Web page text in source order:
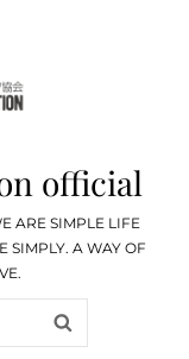
official
ARE SIMPLE LIFE
SIMPLY. A WAY OF